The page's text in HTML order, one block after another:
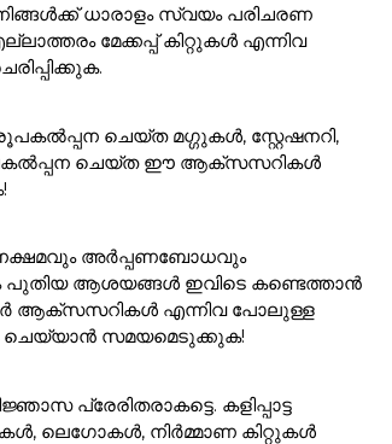
ധാരാളം സ്വയം പരിചരണ
മേക്കപ്പ് കിറ്റുകൾ എന്നിവ
ചെയ്ത മഗ്ഗുകൾ, സ്റ്റേഷനറി,
ചെയ്ത ഈ ആക്സസറികൾ
അർപ്പണബോധവും
പുതിയ ആശയങ്ങൾ ഇവിടെ കണ്ടെത്താൻ
ആക്സസറികൾ എന്നിവ പോലുള്ള
ചെയ്യാൻ സമയമെടുക്കുക!
പ്രേരിതരാകട്ടെ. കളിപ്പാട്ട
ലെഗോകൾ, നിർമ്മാണ കിറ്റുകൾ